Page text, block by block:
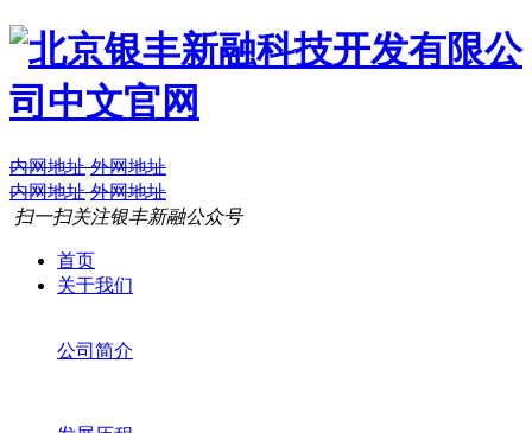
内网地址 外网地址
内网地址 外网地址
扫一扫关注银丰新融公众号
首页
关于我们
公司简介